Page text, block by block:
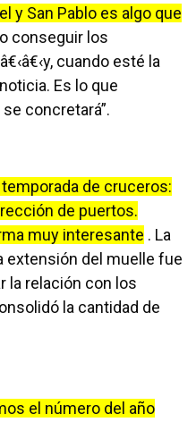
y San Pablo es algo que
conseguir los
cuando esté la
Es lo que
concretará”.
de cruceros:
de puertos.
muy interesante . La
extensión del muelle fue
la relación con los
la cantidad de
el número del año